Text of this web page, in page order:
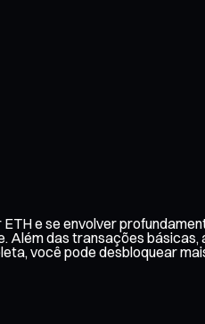
e se envolver
das transações
você pode desbloquear